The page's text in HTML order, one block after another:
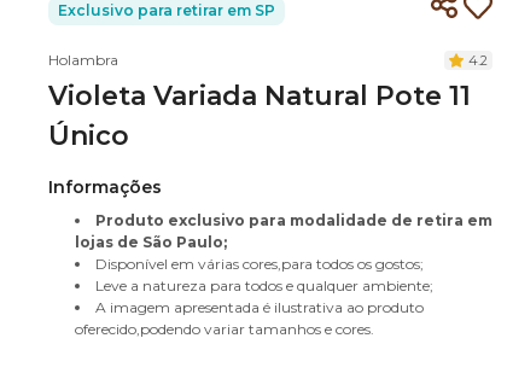
Exclusivo para retirar em SP
Holambra 4.2
Violeta Variada Natural Pote 11
Único
Informações
Produto exclusivo para modalidade de retira em
lojas de São Paulo;
Disponível em várias cores,para todos os gostos;
Leve a natureza para todos e qualquer ambiente;
A imagem apresentada é ilustrativa ao produto
oferecido,podendo variar tamanhos e cores.